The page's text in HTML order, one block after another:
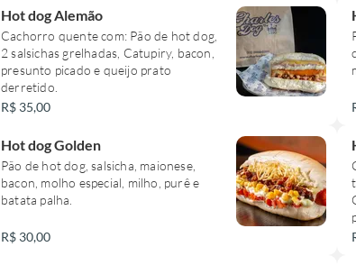
Hot dog Alemão
Cachorro quente com: Pão de hot dog,
2 salsichas grelhadas, Catupiry, bacon,
presunto picado e queijo prato
derretido.
R$ 35,00
Hot dog Golden
Pão de hot dog, salsicha, maionese,
bacon, molho especial, milho, purê e
batata palha.
R$ 30,00